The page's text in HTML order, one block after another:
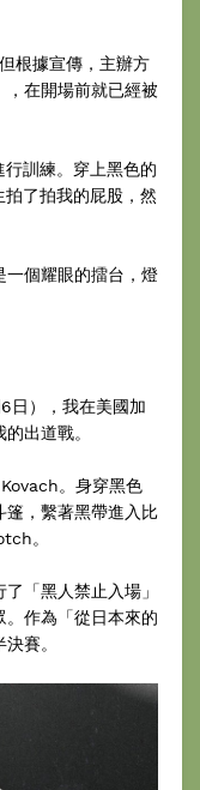
根據宣傳，主辦方
，在開場前就已經被
訓練。穿上黑色的
了拍我的屁股，然
一個耀眼的擂台，燈
日），我在美國加
出道戰。
。身穿黑色
篷，繫著黑帶進入比
。
「黑人禁止入場」
。作為「從日本來的
賽。